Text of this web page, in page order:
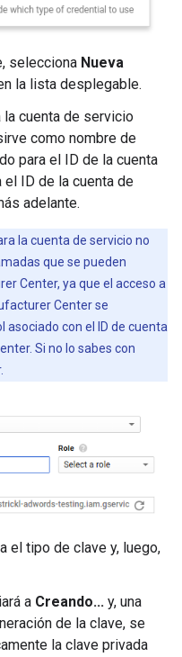
selecciona Nueva
la lista desplegable.
la cuenta de servicio
como nombre de
para el ID de la cuenta
ID de la cuenta de
adelante.
la cuenta de servicio no
que se pueden
Center, ya que el acceso a
Center se
asociado con el ID de cuenta
Si no lo sabes con
el tipo de clave y, luego,
a Creando... y, una
de la clave, se
la clave privada